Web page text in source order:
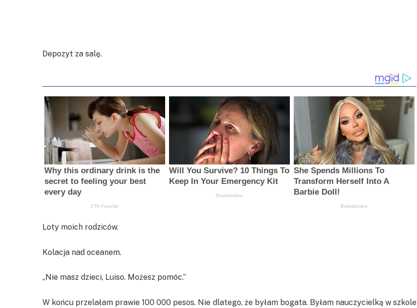
Depozyt za salę.
Loty moich rodziców.
Kolacja nad oceanem.
„Nie masz dzieci, Luiso. Możesz pomóc.”
W końcu przelałam prawie 100 000 pesos. Nie dlatego, że byłam bogata. Byłam nauczycielką w szkole